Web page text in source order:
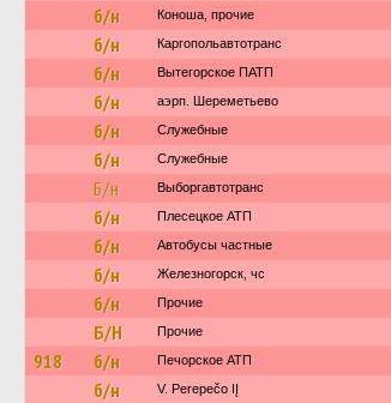
б/н Коноша, прочие
б/н Каргопольавтотранс
б/н Вытегорское ПАТП
б/н аэрп. Шереметьево
б/н Служебные
б/н Служебные
Б/н Выборгавтотранс
б/н Плесецкое АТП
б/н Автобусы частные
б/н Железногорск, чс
б/н Прочие
Б/Н Прочие
918 б/н Печорское АТП
б/н V. Perepečo IĮ